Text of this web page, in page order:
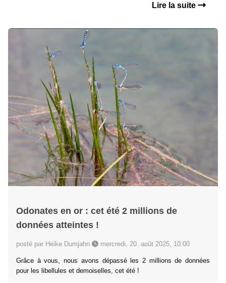
Lire la suite
Odonates en or : cet été 2 millions de
données atteintes !
posté par Heike Dumjahn mercredi, 20. août 2025, 10:00
Grâce à vous, nous avons dépassé les 2 millions de données
pour les libellules et demoiselles, cet été !